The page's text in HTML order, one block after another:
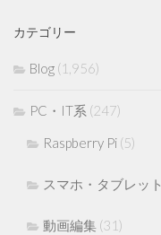
カテゴリー
Blog (1,956)
PC・IT系 (247)
Raspberry Pi (5)
スマホ・タブレット
動画編集 (31)